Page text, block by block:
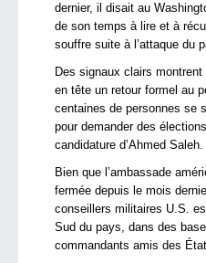
dernier, il disait au
de son temps à lire et à
souffre suite à l’attaque du
Des signaux clairs
en tête un retour formel au
centaines de personnes se
pour demander des
candidature d’Ahmed Saleh.
Bien que l’ambassade
fermée depuis le mois
conseillers militaires U.S.
Sud du pays, dans des
commandants amis des